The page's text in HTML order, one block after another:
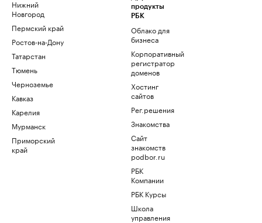
Нижний
Новгород
Пермский край
Ростов-на-Дону
Татарстан
Тюмень
Черноземье
Кавказ
Карелия
Мурманск
Приморский
край
продукты
РБК
Облако для
бизнеса
Корпоративный
регистратор
доменов
Хостинг
сайтов
Рег.решения
Знакомства
Сайт
знакомств
podbor.ru
РБК
Компании
РБК Курсы
Школа
управления